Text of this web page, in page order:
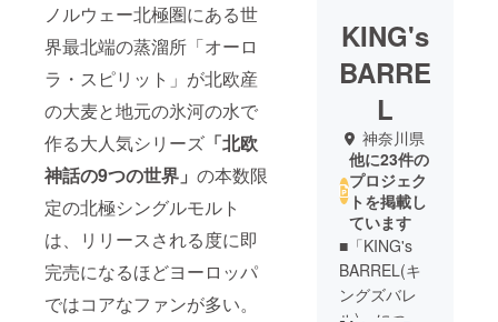
ノルウェー北極圏にある世
界最北端の蒸溜所「オーロ
ラ・スピリット」が北欧産
の大麦と地元の氷河の水で
作る大人気シリーズ 「北欧
神話の9つの世界」 の本数限
定の北極シングルモルト
は、リリースされる度に即
完売になるほどヨーロッパ
ではコアなファンが多い。
KING's
BARRE
L
神奈川県
他に23件の
プロジェク
トを掲載し
ています
■「KING's
BARREL(キ
ングズバレ